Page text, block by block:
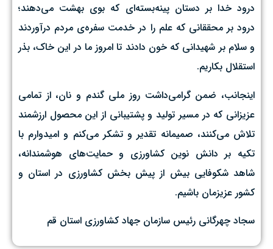
درود خدا بر دستان پینه‌بسته‌ای که بوی بهشت می‌دهند؛
درود بر محققانی که علم را در خدمت سفره‌ی مردم درآوردند
و سلام بر شهیدانی که خون دادند تا امروز ما در این خاک، بذر
استقلال بکاریم.
اینجانب، ضمن گرامی‌داشت روز ملی گندم و نان، از تمامی
عزیزانی که در مسیر تولید و پشتیبانی از این محصول ارزشمند
تلاش می‌کنند، صمیمانه تقدیر و تشکر می‌کنم و امیدوارم با
تکیه بر دانش نوین کشاورزی و حمایت‌های هوشمندانه،
شاهد شکوفایی بیش از پیش بخش کشاورزی در استان و
کشور عزیزمان باشیم.
سجاد چهرگانی رئیس سازمان جهاد کشاورزی استان قم